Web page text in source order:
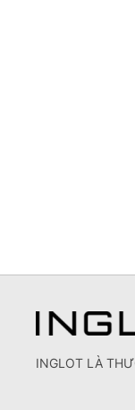
INGLOT LÀ